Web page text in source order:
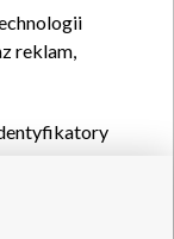
reklam,
wydajności